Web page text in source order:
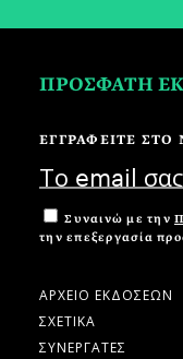
ΠΡΟΣΦΑΤΗ
ΕΓΓΡΑΦΕΙΤΕ ΣΤΟ
Συναινώ με την
την επεξεργασία
ΑΡΧΕΙΟ ΕΚΔΟΣΕΩΝ
ΣΧΕΤΙΚΑ
ΣΥΝΕΡΓΑΤΕΣ